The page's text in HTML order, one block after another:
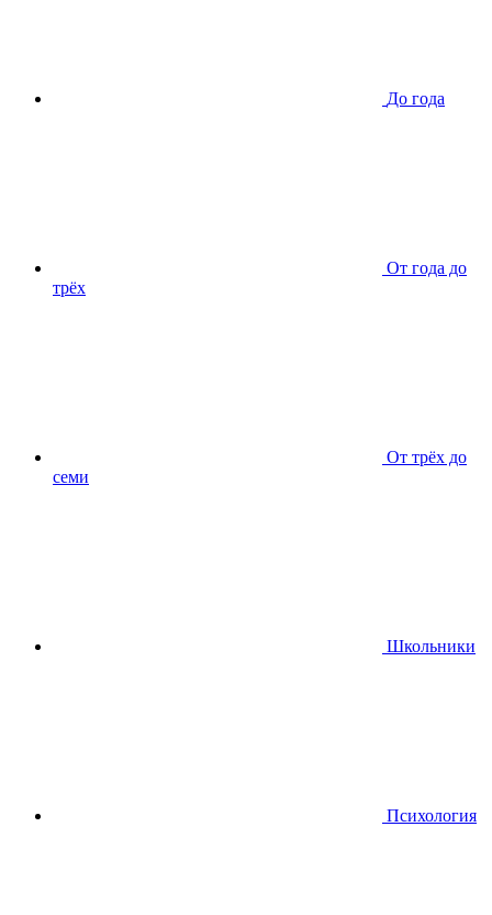
До года
От года до
трёх
От трёх до
семи
Школьники
Психология